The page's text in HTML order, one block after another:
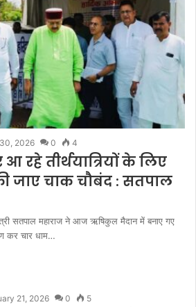
2026 0 4
आ रहे तीर्थयात्रियों के लिए
जाए चाक चौबंद : सतपाल
मंत्री सतपाल महाराज ने आज ऋषिकुल मैदान में बनाए गए
कर चार धाम…
21, 2026 0 5